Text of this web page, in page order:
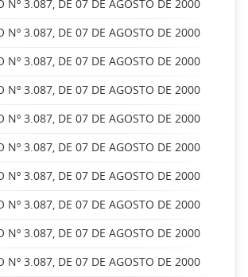
Nº 3.087, DE 07 DE AGOSTO DE 2000
Nº 3.087, DE 07 DE AGOSTO DE 2000
Nº 3.087, DE 07 DE AGOSTO DE 2000
Nº 3.087, DE 07 DE AGOSTO DE 2000
Nº 3.087, DE 07 DE AGOSTO DE 2000
Nº 3.087, DE 07 DE AGOSTO DE 2000
Nº 3.087, DE 07 DE AGOSTO DE 2000
Nº 3.087, DE 07 DE AGOSTO DE 2000
Nº 3.087, DE 07 DE AGOSTO DE 2000
Nº 3.087, DE 07 DE AGOSTO DE 2000